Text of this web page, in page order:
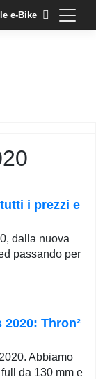
i prezzi e
dalla nuova
passando per
Thron²
Abbiamo
da 130 mm e